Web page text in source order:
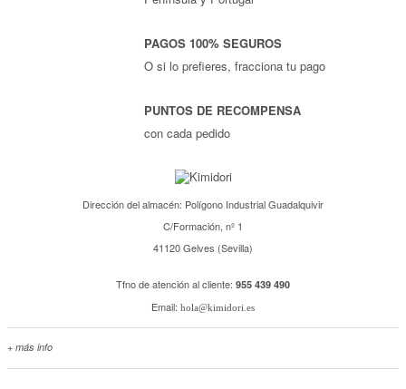
PAGOS 100% SEGUROS
O si lo prefieres, fracciona tu pago
PUNTOS DE RECOMPENSA
con cada pedido
Dirección del almacén: Polígono Industrial Guadalquivir
C/Formación, nº 1
41120 Gelves (Sevilla)
Tfno de atención al cliente: 955 439 490
Email: hola@kimidori.es
+ más info